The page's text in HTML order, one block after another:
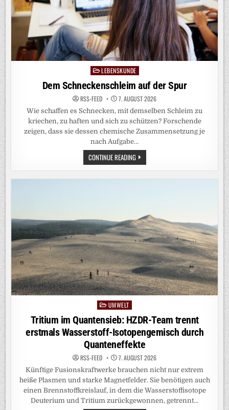
Posted
in
LEBENSKUNDE
Dem Schneckenschleim auf der Spur
RSS-FEED 7. AUGUST 2026
Wie schaffen es Schnecken, mit demselben Schleim zu
kriechen, zu haften und sich zu schützen? Forschende
zeigen, dass sie dessen chemische Zusammensetzung je
nach Aufgabe…
CONTINUE READINGDEM
SCHNECKENSCHLEIM
AUF
DER
PostedUMWELT
Tritium im Quantensieb: HZDR-Team trennt
erstmals Wasserstoff-Isotopengemisch durch
Quanteneffekte
RSS-FEED 7. AUGUST 2026
Künftige Fusionskraftwerke brauchen nicht nur extrem
heiße Plasmen und starke Magnetfelder. Sie benötigen auch
einen Brennstoffkreislauf, in dem die Wasserstoffisotope
Deuterium und Tritium zurückgewonnen, getrennt…